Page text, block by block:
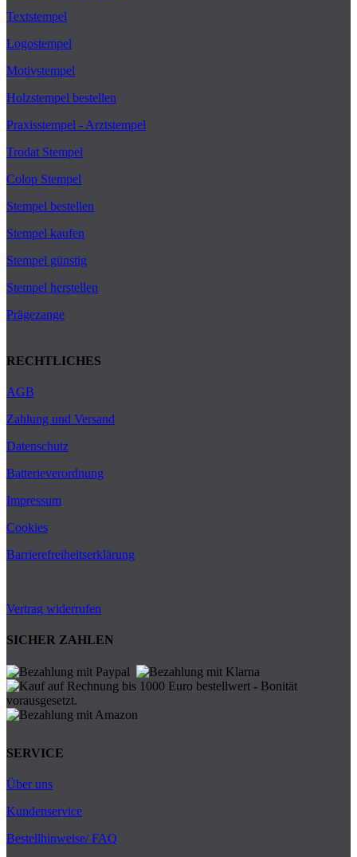
Textstempel
Logostempel
Motivstempel
Holzstempel bestellen
Praxisstempel - Arztstempel
Trodat Stempel
Colop Stempel
Stempel bestellen
Stempel kaufen
Stempel günstig
Stempel herstellen
Prägezange
RECHTLICHES
AGB
Zahlung und Versand
Datenschutz
Batterieverordnung
Impressum
Cookies
Barrierefreiheitserklärung
Vertrag widerrufen
SICHER ZAHLEN
SERVICE
Über uns
Kundenservice
Bestellhinweise/ FAQ